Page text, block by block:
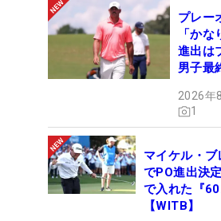
プレー
「か
進出は
男子最
2026年
1
マイケル・ブ
でPO進出決
で入れた『
【WITB】